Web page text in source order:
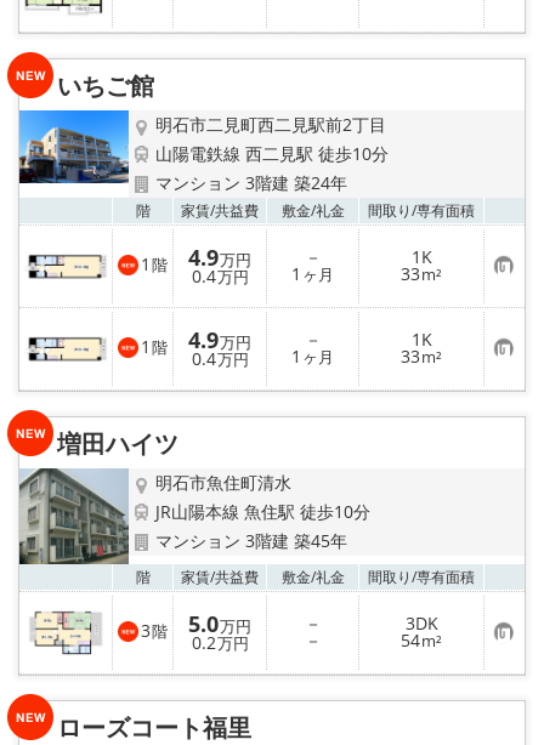
に
入
り
登
いちご館
明石市二見町西二見駅前2丁目
山陽電鉄線 西二見駅 徒歩10分
マンション 3階建 築24年
階 家賃/共益費 敷金/礼金 間取り/専有面積
1 階 4.9万円
0.4万円
－
1 ヶ月
1K
33m² お
気
に
入
り
登
録
1 階 4.9万円
0.4万円
－
1 ヶ月
1K
33m² お
気
に
り
増田ハイツ
明石市魚住町清水
JR山陽本線 魚住駅 徒歩10分
マンション 3階建 築45年
階 家賃/共益費 敷金/礼金 間取り/専有面積
3階 5.0万円
0.2万円
－
－
3DK
54m² お
気
に
り
ローズコート福里